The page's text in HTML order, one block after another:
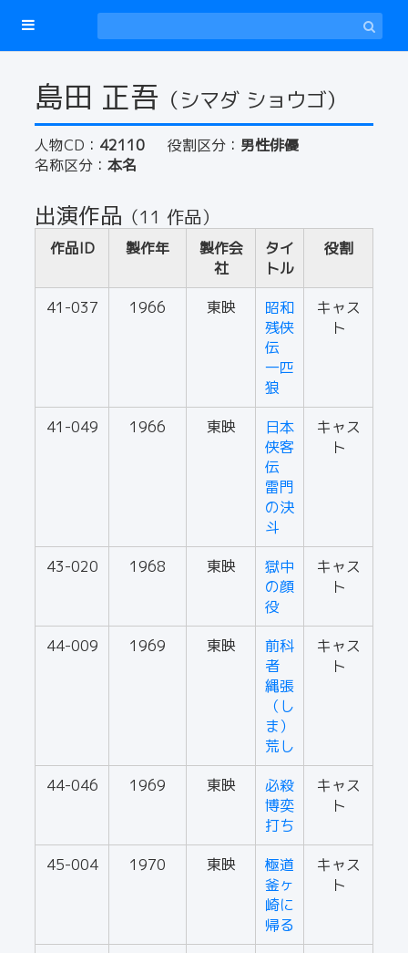
島田 正吾 （シマダ ショウゴ）
人物CD： 42110 役割区分： 男性俳優
名称区分： 本名
出演作品 （11 作品）
作品ID 製作年
製作会
社
タイ
トル
役割
41-037 1966 東映
昭和
残侠
伝
一匹
狼
キャス
ト
41-049 1966 東映
日本
侠客
伝
雷門
の決
斗
キャス
ト
43-020 1968 東映
獄中
の顔
役
キャス
ト
44-009 1969 東映
前科
者
縄張
（し
ま）
荒し
キャス
ト
44-046 1969 東映
必殺
博奕
打ち
キャス
ト
45-004 1970 東映
極道
釜ヶ
崎に
帰る
キャス
ト